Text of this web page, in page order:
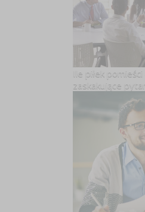
Ile piłek
zaskakujące